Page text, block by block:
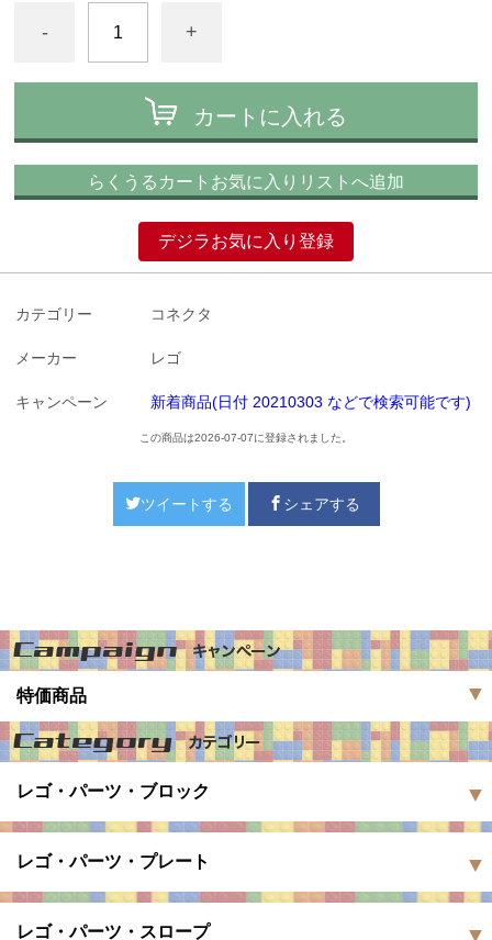
- +
カートに入れる
らくうるカートお気に入りリストへ追加
デジラお気に入り登録
カテゴリー コネクタ
メーカー レゴ
キャンペーン 新着商品(日付 20210303 などで検索可能です)
この商品は2026-07-07に登録されました。
ツイートする シェアする
特価商品
レゴ・パーツ・ブロック
レゴ・パーツ・プレート
レゴ・パーツ・スロープ